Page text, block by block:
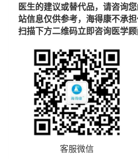
医生的建议或替代品，请咨询
站信息仅供参考，海得康不承
扫描下方二维码立即咨询医学顾
客服微信